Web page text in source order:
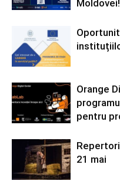
Moldovei!
Orange
pentru
21 mai